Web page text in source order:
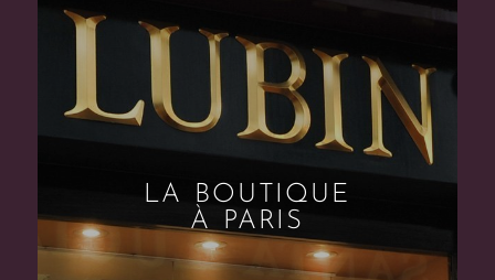
LA BOUTIQUE
À PARIS